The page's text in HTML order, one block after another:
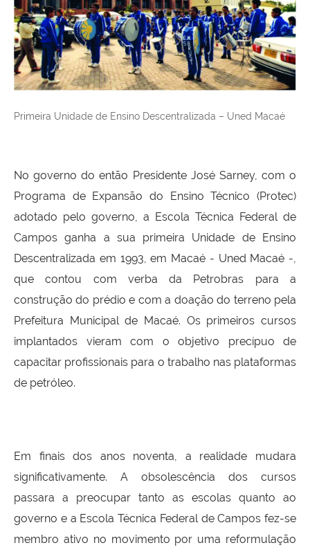
Primeira Unidade de Ensino Descentralizada – Uned Macaé
No governo do então Presidente José Sarney, com o
Programa de Expansão do Ensino Técnico (Protec)
adotado pelo governo, a Escola Técnica Federal de
Campos ganha a sua primeira Unidade de Ensino
Descentralizada em 1993, em Macaé - Uned Macaé -,
que contou com verba da Petrobras para a
construção do prédio e com a doação do terreno pela
Prefeitura Municipal de Macaé. Os primeiros cursos
implantados vieram com o objetivo precípuo de
capacitar profissionais para o trabalho nas plataformas
de petróleo.
Em finais dos anos noventa, a realidade mudara
significativamente. A obsolescência dos cursos
passara a preocupar tanto as escolas quanto ao
governo e a Escola Técnica Federal de Campos fez-se
membro ativo no movimento por uma reformulação